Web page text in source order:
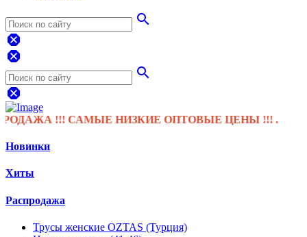
search
dangerous
dangerous
search
dangerous
!!! САМЫЕ НИЗКИЕ ОПТОВЫЕ ЦЕНЫ !!! .
Новинки
Хиты
Распродажа
Трусы женские OZTAS (Турция)